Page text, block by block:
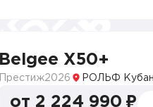
Belgee X50+
Престиж2026 РОЛЬФ
от 2 224 990 ₽